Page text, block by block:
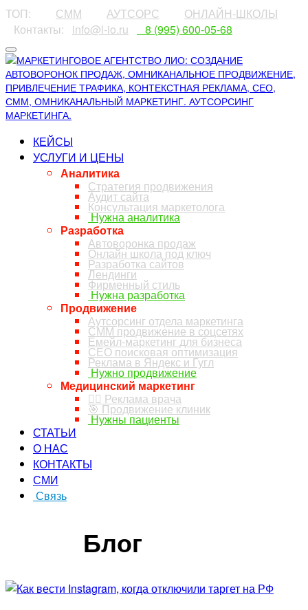
ТОП: СММ АУТСОРС
ОНЛАЙН-ШКОЛЫ
⠀Контакты:⠀ info@l-io.ru ⠀8 (995) 600-05-68
КЕЙСЫ
УСЛУГИ И ЦЕНЫ
Аналитика
Стратегия продвижения
Аудит сайта
Консультация маркетолога
Нужна аналитика
Разработка
Автоворонка продаж
Онлайн школа под ключ
Разработка сайтов
Лендинги
Фирменный стиль
Нужна разработка
Продвижение
Аутсорсинг отдела маркетинга
СММ продвижение в соцсетях
Емейл-маркетинг для бизнеса
СЕО поисковая оптимизация
Реклама в Яндекс и Гугл
Нужно продвижение
Медицинский маркетинг
👨‍⚕️ Реклама врача
🎯 Продвижение клиник
Нужны пациенты
СТАТЬИ
О НАС
КОНТАКТЫ
СМИ
Связь
Блог